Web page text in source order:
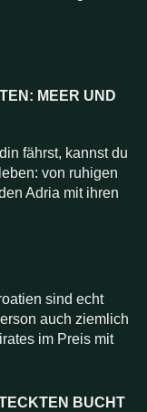
MEER UND
fährst, kannst du
von ruhigen
Adria mit ihren
sind echt
auch ziemlich
im Preis mit
BUCHT